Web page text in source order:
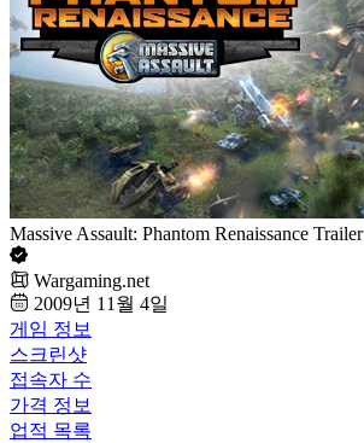
Massive Assault: Phantom Renaissance Trailer
Wargaming.net
2009년 11월 4일
게임 정보
스크린샷
접속자 수
가격 정보
업적 목록